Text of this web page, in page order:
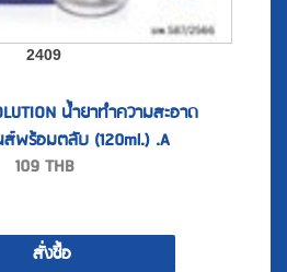
2409
น้ำยาทำความสะอาด
พร้อมตลับ (120ml.) .A
109 THB
สั่งซื้อ